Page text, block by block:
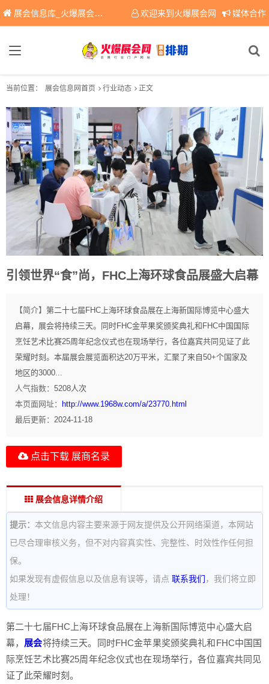
展会信息库_火爆展会网免费展会信息查询平台，提供专业会展服务！ 欢迎来到火爆展会网 媒体合作
当前位置： 展会信息网首页 行业动态 正文
引领世界“食”尚，FHC上海环球食品展盛大启幕
【简介】 第二十七届FHC上海环球食品展在上海新国际博览中心盛大
启幕，展会将持续三天。同时FHC金苹果奖颁奖典礼和FHC中国国际
烹饪艺术比赛25周年纪念仪式也在现场举行，各位嘉宾共同见证了此
荣耀时刻。本届展会展览面积达20万平米，汇聚了来自50+个国家及
地区的3000...
人气指数： 5208人次
本页面网址：
http://www.1968w.com/a/23770.html
最后更新： 2024-11-18
点击下载 展商名录
展会信息详情介绍
提示： 本文信息内容主要来源于网友提供及公开网络渠道，本网站
已尽合理审核义务，但不对内容真实性、完整性、时效性作任何担
保。
如果发现有虚假信息以及信息有误等，请点 联系我们 ，我们将立即
处理！
第二十七届FHC上海环球食品展在上海新国际博览中心盛大启
幕， 展会将持续三天。同时FHC金苹果奖颁奖典礼和FHC中国国
际烹饪艺术比赛25周年纪念仪式也在现场举行，各位嘉宾共同见
证了此荣耀时刻。